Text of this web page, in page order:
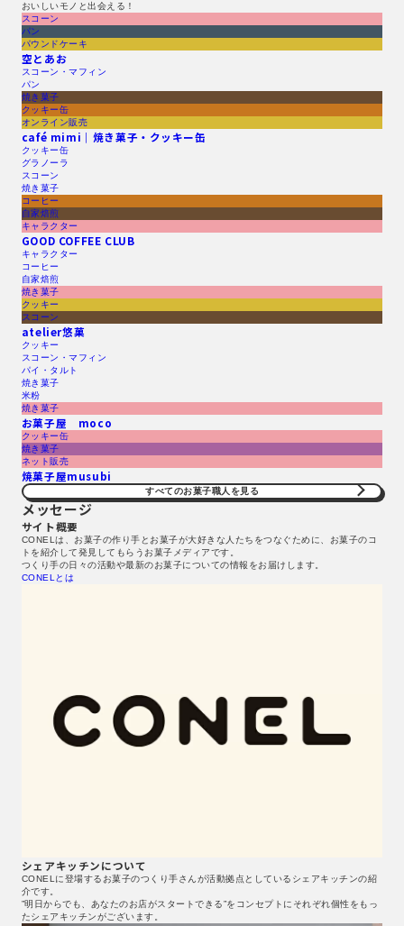
おいしいモノと出会える！
スコーン
パン
パウンドケーキ
空とあお
スコーン・マフィン
パン
焼き菓子
クッキー缶
オンライン販売
café mimi｜焼き菓子・クッキー缶
クッキー缶
グラノーラ
スコーン
焼き菓子
コーヒー
自家焙煎
キャラクター
GOOD COFFEE CLUB
キャラクター
コーヒー
自家焙煎
焼き菓子
クッキー
スコーン
atelier悠菓
クッキー
スコーン・マフィン
パイ・タルト
焼き菓子
米粉
焼き菓子
お菓子屋 moco
クッキー缶
焼き菓子
ネット販売
焼菓子屋musubi
すべてのお菓子職人を見る​
メッセージ
サイト概要
CONELは、お菓子の作り手とお菓子が大好きな人たちをつなぐために、お菓子のコ
トを紹介して発見してもらうお菓子メディアです。
つくり手の日々の活動や最新のお菓子についての情報をお届けします。
CONELとは
シェアキッチンについて
CONELに登場するお菓子のつくり手さんが活動拠点としているシェアキッチンの紹
介です。
”明日からでも、あなたのお店がスタートできる”をコンセプトにそれぞれ個性をもっ
たシェアキッチンがございます。